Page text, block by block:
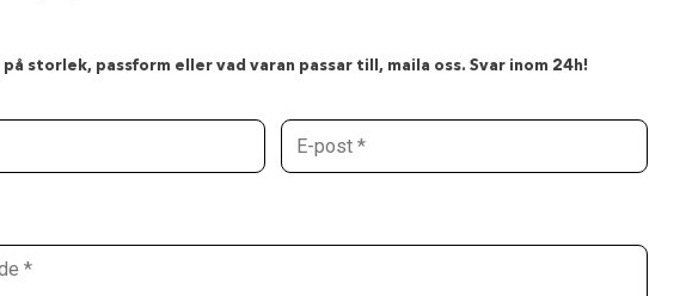
på storlek, passform eller vad varan passar till, maila oss. Svar inom 24h!